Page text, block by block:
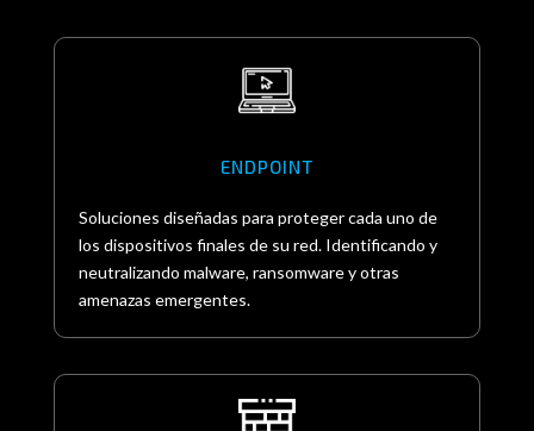
ENDPOINT
Soluciones diseñadas para proteger cada uno de
los dispositivos finales de su red. Identificando y
neutralizando malware, ransomware y otras
amenazas emergentes.